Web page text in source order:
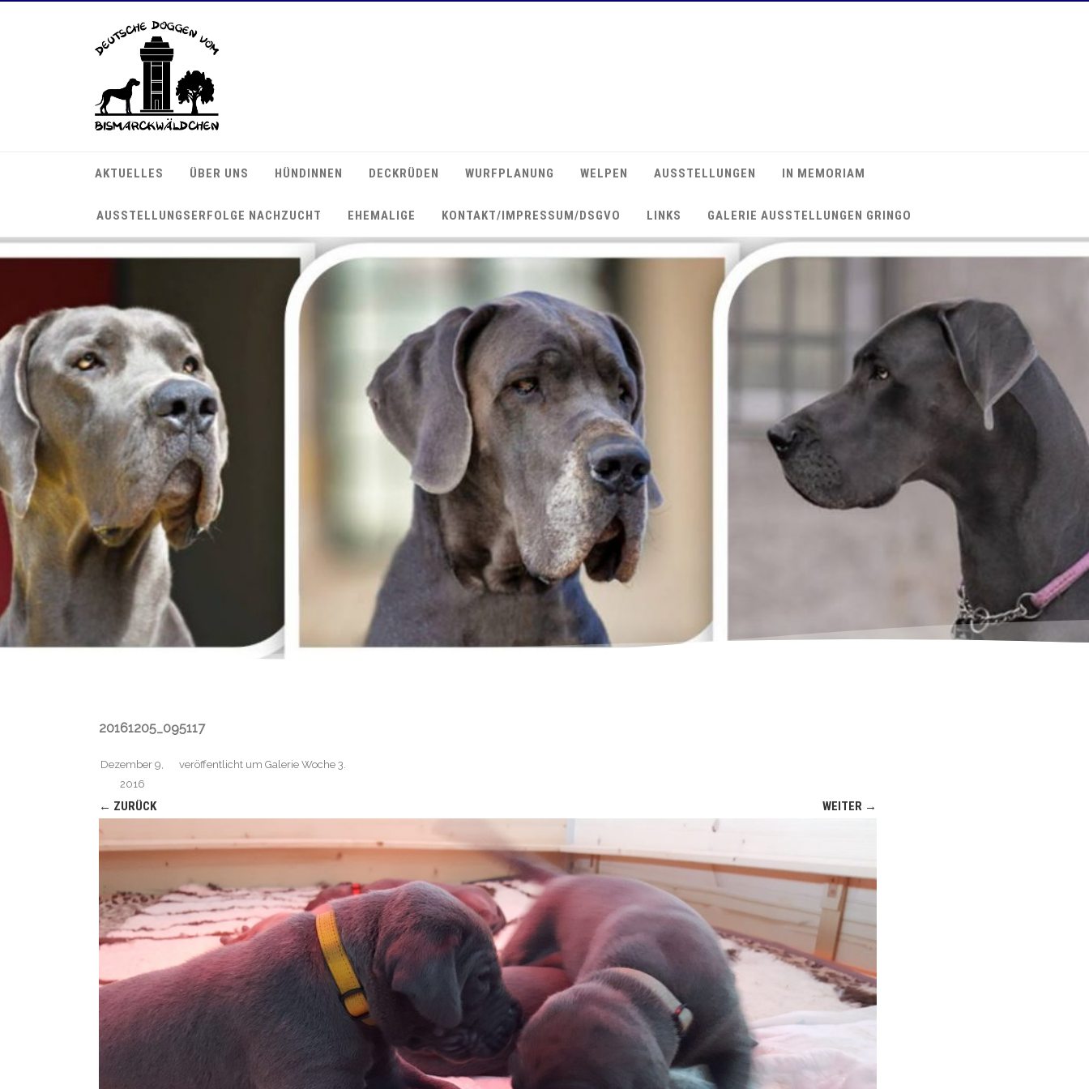
AKTUELLES ÜBER UNS HÜNDINNEN DECKRÜDEN WURFPLANUNG WELPEN AUSSTELLUNGEN IN MEMORIAM
AUSSTELLUNGSERFOLGE NACHZUCHT EHEMALIGE KONTAKT/IMPRESSUM/DSGVO LINKS GALERIE AUSSTELLUNGEN GRINGO
20161205_095117
veröffentlicht
Dezember 9,
2016
um Galerie Woche 3.
← ZURÜCK WEITER →